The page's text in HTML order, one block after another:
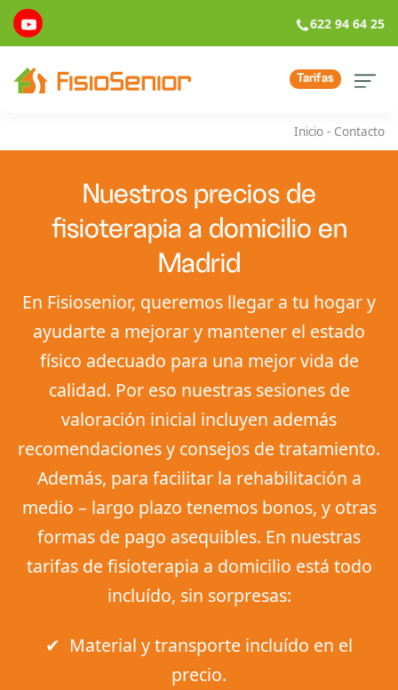
622 94 64 25
Tarifas
Inicio - Contacto
Nuestros precios de
fisioterapia a domicilio en
Madrid
En Fisiosenior, queremos llegar a tu hogar y
ayudarte a mejorar y mantener el estado
físico adecuado para una mejor vida de
calidad. Por eso nuestras sesiones de
valoración inicial incluyen además
recomendaciones y consejos de tratamiento.
Además, para facilitar la rehabilitación a
medio – largo plazo tenemos bonos, y otras
formas de pago asequibles. En nuestras
tarifas de fisioterapia a domicilio está todo
incluído, sin sorpresas:
✔︎ Material y transporte incluído en el
precio.